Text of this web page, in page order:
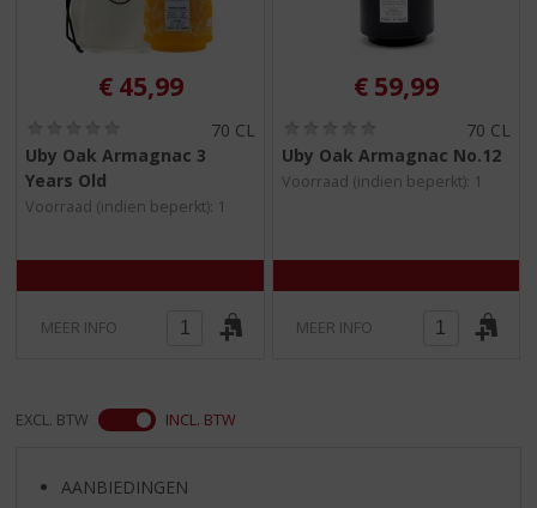
€ 45,99
,
/
70 CL
Uby Oak Armagnac 3
Years Old
Voorraad (indien beperkt): 1
MEER INFO
€ 59,99
,
0
70 CL
Uby Oak Armagnac No.12
Voorraad (indien beperkt): 1
MEER INFO
EXCL. BTW INCL. BTW
AANBIEDINGEN